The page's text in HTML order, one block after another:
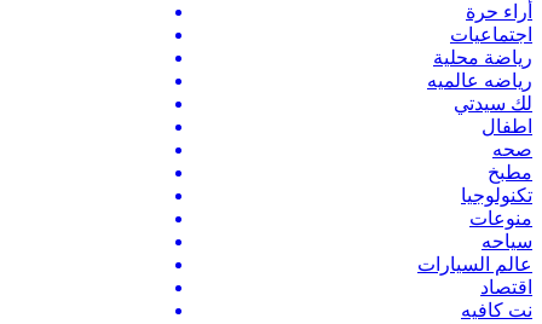
أراء حرة
اجتماعيات
رياضة محلية
رياضه عالميه
لك سيدتي
اطفال
صحه
مطبخ
تكنولوجيا
منوعات
سياحه
عالم السيارات
اقتصاد
نت كافيه